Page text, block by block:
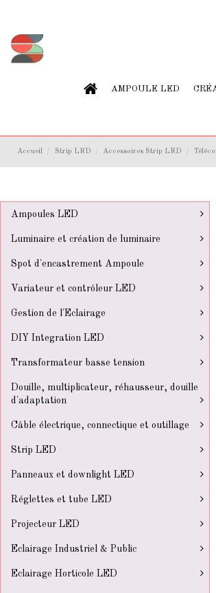
AMPOULE LED
Accueil Strip LED Accessoires Strip LED
Ampoules LED
Luminaire et création de luminaire
Spot d'encastrement Ampoule
Variateur et contrôleur LED
Gestion de l'Eclairage
DIY Integration LED
Transformateur basse tension
Douille, multiplicateur, réhausseur, douille
d'adaptation
Câble électrique, connectique et outillage
Strip LED
Panneaux et downlight LED
Réglettes et tube LED
Projecteur LED
Eclairage Industriel & Public
Eclairage Horticole LED